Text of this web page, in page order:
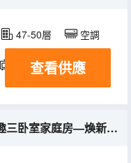
47-50層 空調
電視機 冰箱
查看供應
金陵樓逸趣三卧室家庭房—煥新設計，歡享温馨親子時光